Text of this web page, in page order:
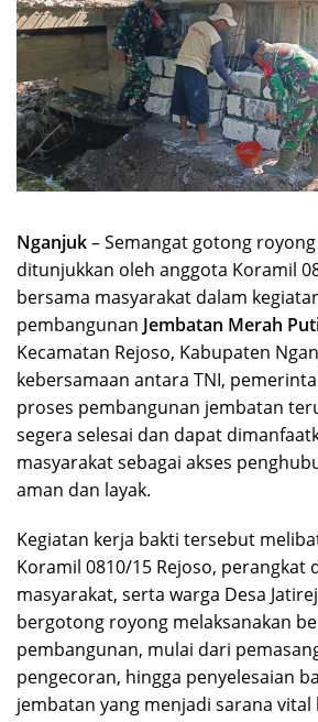
Nganjuk– Semangat gotong
ditunjukkan oleh anggota Koramil
bersama masyarakat dalam
pembangunan Jembatan Merah
Kecamatan Rejoso, Kabupaten
kebersamaan antara TNI,
proses pembangunan jembatan
segera selesai dan dapat
masyarakat sebagai akses
aman dan layak.
Kegiatan kerja bakti tersebut
Koramil 0810/15 Rejoso, perangkat
masyarakat, serta warga Desa
bergotong royong melaksanakan
pembangunan, mulai dari
pengecoran, hingga penyelesaian
jembatan yang menjadi sarana vital